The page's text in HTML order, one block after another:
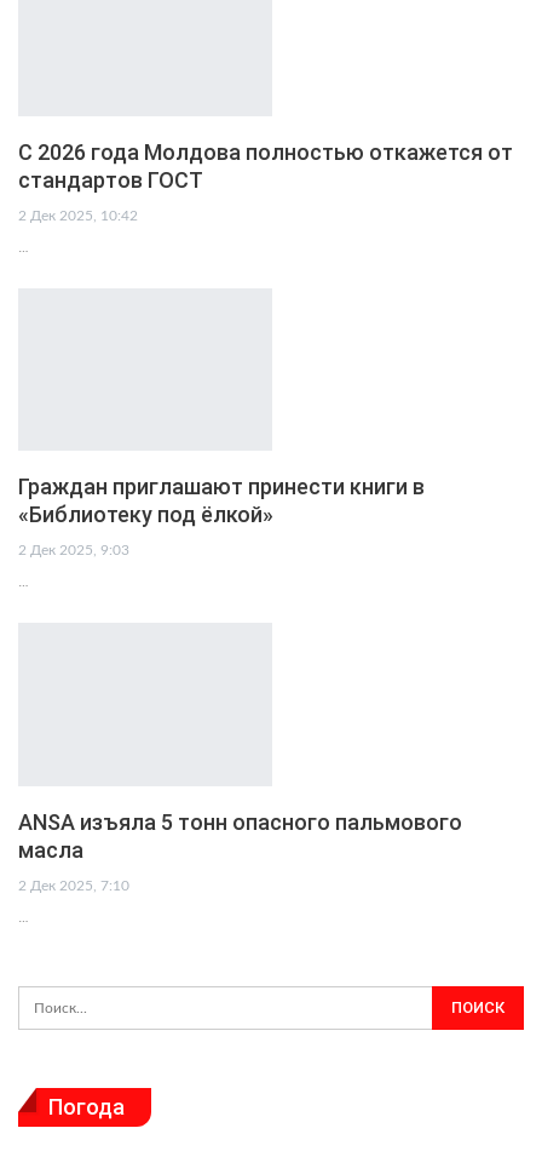
С 2026 года Молдова полностью откажется от
стандартов ГОСТ
2 Дек 2025, 10:42
Граждан приглашают принести книги в
«Библиотеку под ёлкой»
2 Дек 2025, 9:03
…
ANSA изъяла 5 тонн опасного пальмового
масла
2 Дек 2025, 7:10
Погода